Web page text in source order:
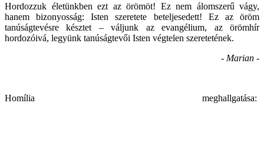
Hordozzuk életünkben ezt az örömöt! Ez nem álomszerű vágy,
hanem bizonyosság: Isten szeretete beteljesedett! Ez az öröm
tanúságtevésre késztet – váljunk az evangélium, az örömhír
hordozóivá, legyünk tanúságtevői Isten végtelen szeretetének.
- Marian -
Homília meghallgatása: